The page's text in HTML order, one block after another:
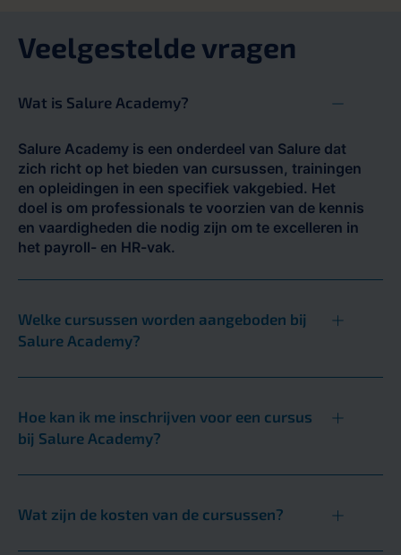
Veelgestelde vragen
Wat is Salure Academy?
Salure Academy is een onderdeel van Salure dat
zich richt op het bieden van cursussen, trainingen
en opleidingen in een specifiek vakgebied. Het
doel is om professionals te voorzien van de kennis
en vaardigheden die nodig zijn om te excelleren in
het payroll- en HR-vak.
Welke cursussen worden aangeboden bij
Salure Academy?
Hoe kan ik me inschrijven voor een cursus
bij Salure Academy?
Wat zijn de kosten van de cursussen?